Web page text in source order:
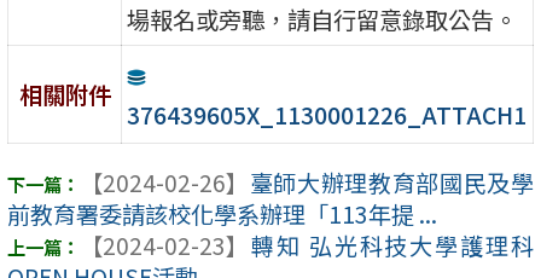
場報名或旁聽，請自行留意錄取公告。
相關附件
376439605X_1130001226_ATTACH1
【2024-02-26】 臺師大辦理教育部國民及學
前教育署委請該校化學系辦理「113年提 ...
【2024-02-23】 轉知 弘光科技大學護理科